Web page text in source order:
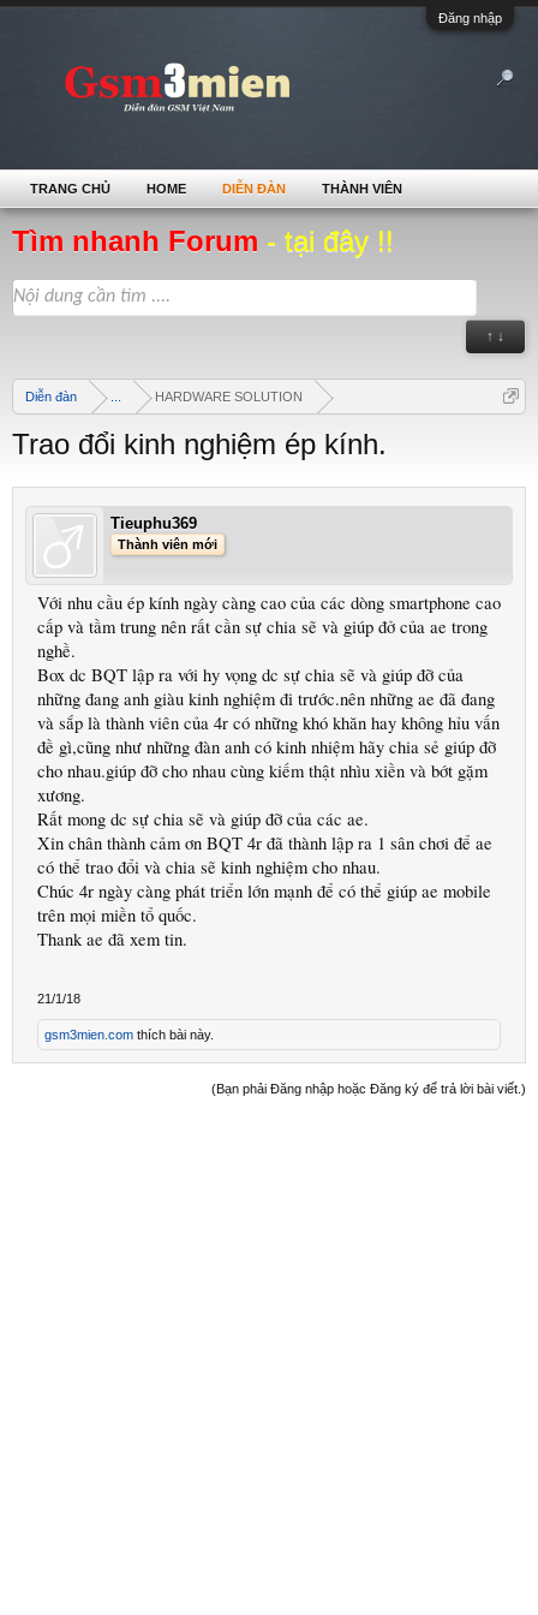
Đăng nhập
Tìm nhanh Forum - tại đây !!
↑ ↓
Diễn đàn HARDWARE SOLUTION
Trao đổi kinh nghiệm ép kính.
Tieuphu369
Thành viên mới
Với nhu cầu ép kính ngày càng cao của các dòng smartphone cao
cấp và tầm trung nên rất cần sự chia sẽ và giúp đở của ae trong
nghề.
Box dc BQT lập ra với hy vọng dc sự chia sẽ và giúp đỡ của
những đang anh giàu kinh nghiệm đi trước.nên những ae đã đang
và sắp là thành viên của 4r có những khó khăn hay không hỉu vấn
đề gì,cũng như những đàn anh có kinh nhiệm hãy chia sẻ giúp đỡ
cho nhau.giúp đỡ cho nhau cùng kiếm thật nhìu xiền và bớt gặm
xương.
Rất mong dc sự chia sẽ và giúp đỡ của các ae.
Xin chân thành cảm ơn BQT 4r đã thành lập ra 1 sân chơi để ae
có thể trao đổi và chia sẽ kinh nghiệm cho nhau.
Chúc 4r ngày càng phát triển lớn mạnh để có thể giúp ae mobile
trên mọi miền tổ quốc.
Thank ae đã xem tin.
21/1/18
gsm3mien.com thích bài này.
(Bạn phải Đăng nhập hoặc Đăng ký để trả lời bài viết.)
TRANG CHỦ HOME DIỄN ĐÀN THÀNH VIÊN